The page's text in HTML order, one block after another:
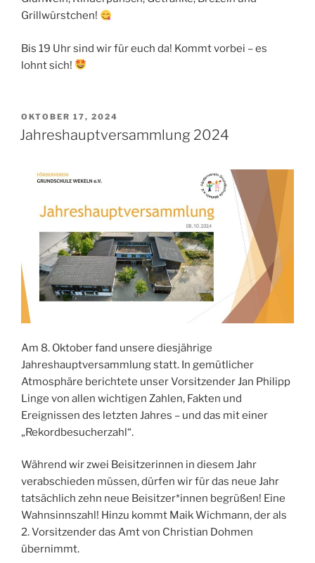
Grillwürstchen!
Bis 19 Uhr sind wir für euch da! Kommt vorbei – es
lohnt sich!
VERÖFFENTLICHT
AM
OKTOBER 17, 2024
Jahreshauptversammlung 2024
Am 8. Oktober fand unsere diesjährige
Jahreshauptversammlung statt. In gemütlicher
Atmosphäre berichtete unser Vorsitzender Jan Philipp
Linge von allen wichtigen Zahlen, Fakten und
Ereignissen des letzten Jahres – und das mit einer
„Rekordbesucherzahl“.
Während wir zwei Beisitzerinnen in diesem Jahr
verabschieden müssen, dürfen wir für das neue Jahr
tatsächlich zehn neue Beisitzer*innen begrüßen! Eine
Wahnsinnszahl! Hinzu kommt Maik Wichmann, der als
2. Vorsitzender das Amt von Christian Dohmen
übernimmt.